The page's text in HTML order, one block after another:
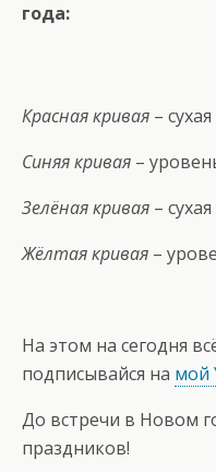
года:
Красная кривая –
Синяя кривая –
Зелёная кривая –
Жёлтая кривая –
На этом на сегодня
подписывайся на мой
До встречи в Новом
праздников!